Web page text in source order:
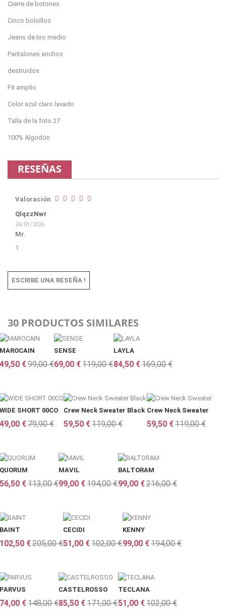
Cierre de botones
Cinco bolsillos
Jeans de tiro medio
Pantalones anchos
destruidos
Fit amplio
Color azul claro lavado
Talla de la foto 27
100% Algodón
RESEÑAS
Valoración
QlqzzNwr
24/01/2026
Mr.
1
ESCRIBE UNA RESEÑA !
30 PRODUCTOS SIMILARES
MAROCAIN
49,50 €99,00 €
SENSE
69,00 €119,00 €
LAYLA
84,50 €169,00 €
WIDE SHORT 00CO
49,00 €79,90 €
Crew Neck Sweater Black
59,50 €119,00 €
Crew Neck Sweater
59,50 €119,00 €
QUORUM
56,50 €113,00 €
MAVIL
99,00 €194,00 €
BALTORAM
99,00 €216,00 €
BAINT
102,50 €205,00 €
CECIDI
51,00 €102,00 €
KENNY
99,00 €194,00 €
PARVUS
74,00 €148,00 €
CASTELROSSO
85,50 €171,00 €
TECLANA
51,00 €102,00 €